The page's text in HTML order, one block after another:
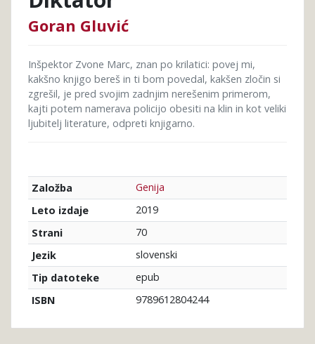
Goran Gluvić
Inšpektor Zvone Marc, znan po krilatici: povej mi,
kakšno knjigo bereš in ti bom povedal, kakšen zločin si
zgrešil, je pred svojim zadnjim nerešenim primerom,
kajti potem namerava policijo obesiti na klin in kot veliki
ljubitelj literature, odpreti knjigarno.
Založba
Genija
Leto izdaje
2019
Strani
70
Jezik
slovenski
Tip datoteke
epub
ISBN
9789612804244